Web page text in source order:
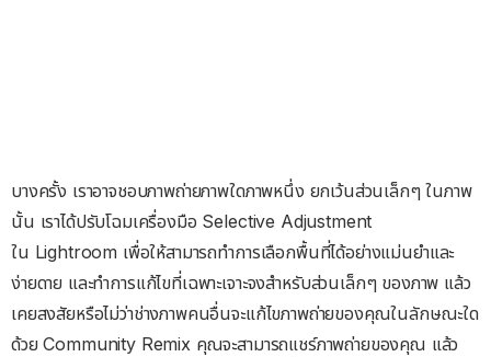
บางครั้ง เราอาจชอบภาพถ่ายภาพใดภาพหนึ่ง ยกเว้นส่วนเล็กๆ ในภาพ
นั้น เราได้ปรับโฉมเครื่องมือ Selective Adjustment
ใน Lightroom เพื่อให้สามารถทำการเลือกพื้นที่ได้อย่างแม่นยำและ
ง่ายดาย และทำการแก้ไขที่เฉพาะเจาะจงสำหรับส่วนเล็กๆ ของภาพ แล้ว
เคยสงสัยหรือไม่ว่าช่างภาพคนอื่นจะแก้ไขภาพถ่ายของคุณในลักษณะใด
ด้วย Community Remix คุณจะสามารถแชร์ภาพถ่ายของคุณ แล้ว